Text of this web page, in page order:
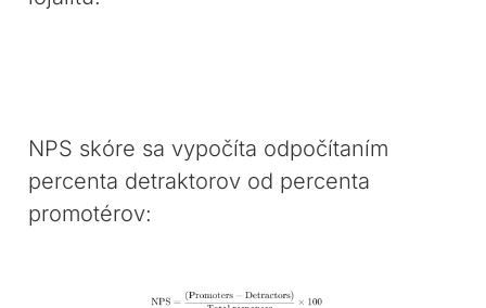
NPS skóre sa vypočíta odpočítaním
percenta detraktorov od percenta
promotérov: